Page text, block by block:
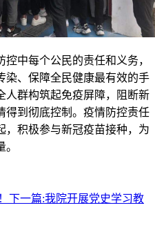
中每个公民的责任和义务，
染、保障全民健康最有效的手
人群构筑起免疫屏障，阻断新
得到彻底控制。疫情防控责任
，积极参与新冠疫苗接种，为
下一篇:我院开展党史学习教